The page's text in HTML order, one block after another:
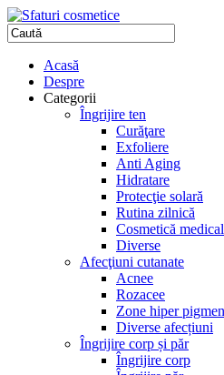
Acasă
Despre
Categorii
Îngrijire ten
Curăţare
Exfoliere
Anti Aging
Hidratare
Protecţie solară
Rutina zilnică
Cosmetică
Diverse
Afecţiuni cutanate
Acnee
Rozacee
Zone hiper
Diverse afecțiuni
Îngrijire corp și păr
Îngrijire corp